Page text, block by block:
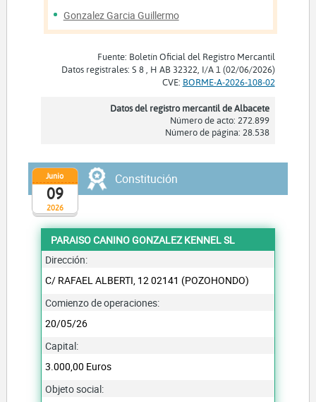
Gonzalez Garcia Guillermo
Fuente: Boletín Oficial del Registro Mercantil
Datos registrales: S 8 , H AB 32322, I/A 1 (02/06/2026)
CVE: BORME-A-2026-108-02
Datos del registro mercantil de Albacete
Número de acto: 272.899
Número de página: 28.538
2026
Junio
09
Constitución
PARAISO CANINO GONZALEZ KENNEL SL
Dirección:
C/ RAFAEL ALBERTI, 12 02141 (POZOHONDO)
Comienzo de operaciones:
20/05/26
Capital:
3.000,00 Euros
Objeto social: